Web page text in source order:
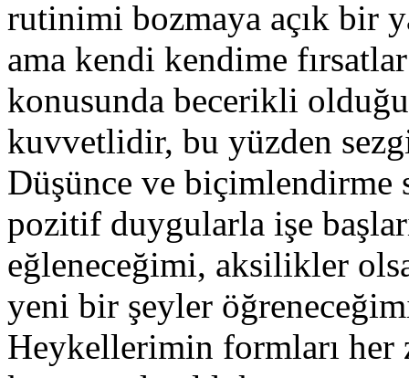
rutinimi bozmaya açık bir
ama kendi kendime
konusunda becerikli
kuvvetlidir, bu yüzden
Düşünce ve biçimlendirme
pozitif duygularla işe
eğleneceğimi, aksilikler
yeni bir şeyler
Heykellerimin formları